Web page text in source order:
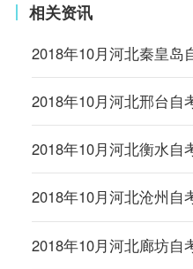
相关资讯
2018年10月河北秦皇岛
2018年10月河北邢台自
2018年10月河北衡水自
2018年10月河北沧州自
2018年10月河北廊坊自